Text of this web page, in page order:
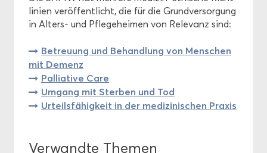
li­ni­en ver­öf­fent­licht, die für die Grund­ver­sor­gung
in Alters-​ und Pfle­ge­hei­men von Re­le­vanz sind:
Be­treu­ung und Be­hand­lung von Men­schen
mit De­menz
Pal­lia­ti­ve Care
Um­gang mit Ster­ben und Tod
Ur­teils­fä­hig­keit in der me­di­zi­ni­schen Pra­xis
Ver­wand­te The­men